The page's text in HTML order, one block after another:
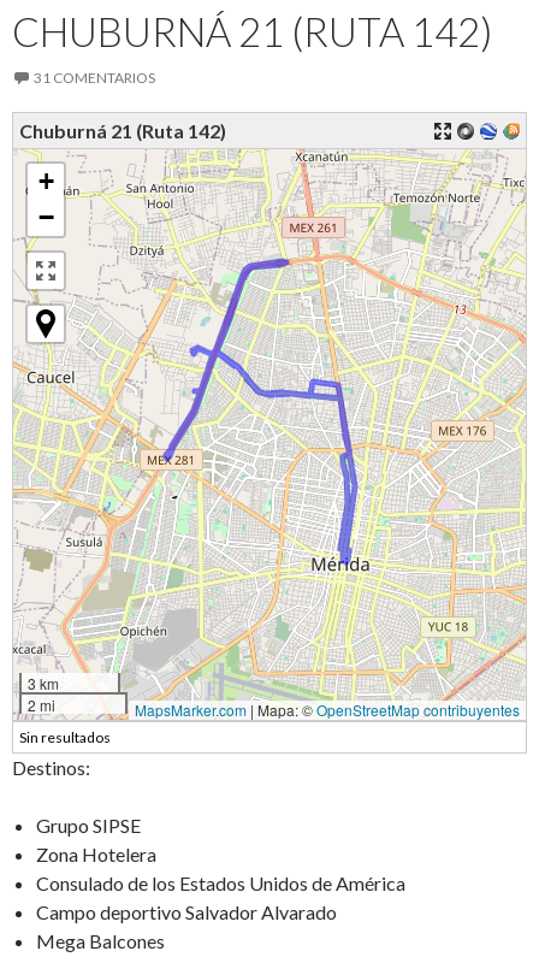
CHUBURNÁ 21 (RUTA 142)
31 COMENTARIOS
Chuburná 21 (Ruta 142)
+
−
3 km
2 mi
MapsMarker.com | Mapa: ©OpenStreetMap contribuyentes
Sin resultados
Destinos:
Grupo SIPSE
Zona Hotelera
Consulado de los Estados Unidos de América
Campo deportivo Salvador Alvarado
Mega Balcones